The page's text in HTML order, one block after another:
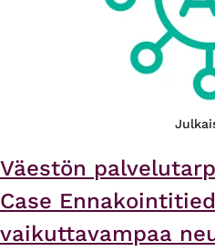
Väestön
Case
vaikuttavampaa